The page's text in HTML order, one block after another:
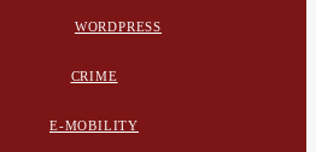
WORDPRESS
CRIME
E-MOBILITY